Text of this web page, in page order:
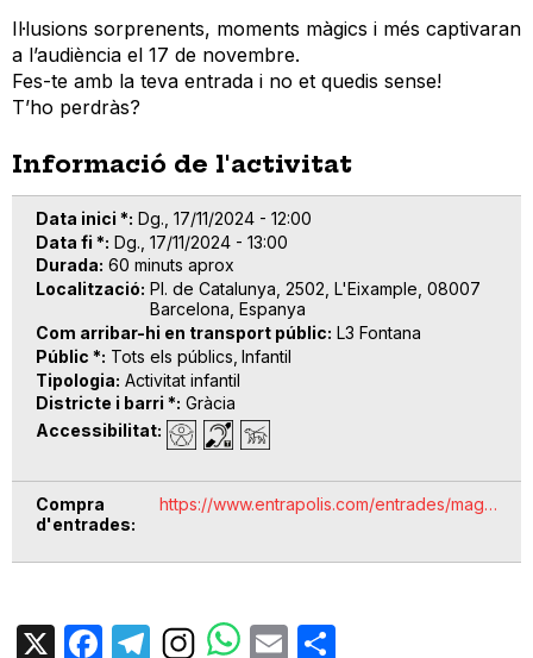
Il·lusions sorprenents, moments màgics i més captivaran
a l’audiència el 17 de novembre.
Fes-te amb la teva entrada i no et quedis sense!
T’ho perdràs?
Informació de l'activitat
Data inici * Dg., 17/11/2024 - 12:00
Data fi * Dg., 17/11/2024 - 13:00
Durada 60 minuts aprox
Localització Pl. de Catalunya, 2502, L'Eixample, 08007
Barcelona, Espanya
Com arribar-hi en transport públic L3 Fontana
Públic * Tots els públics Infantil
Tipologia Activitat infantil
Districte i barri * Gràcia
Accessibilitat
Compra
d'entrades
https://www.entrapolis.com/entrades/mag…
X Facebook
TelegramEmail